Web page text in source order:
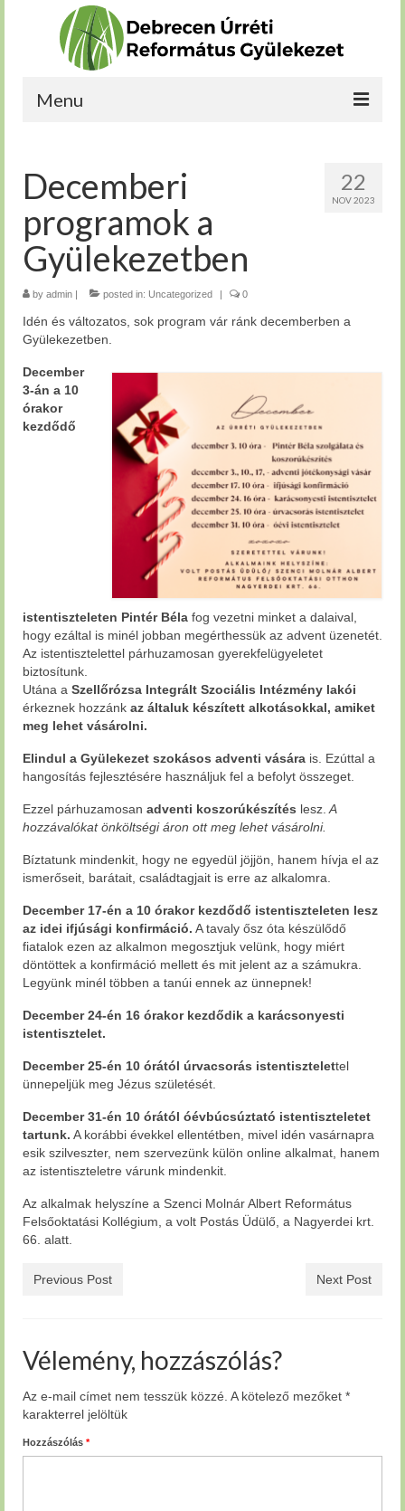
Menu
Bekapcsolódnék
Növekedni szeretnék
Szolgálnék
Rólunk
22
NOV 2023
Decemberi
programok a
Gyülekezetben
by admin | posted in: Uncategorized | 0
Idén és változatos, sok program vár ránk decemberben a
Gyülekezetben.
December
3-án a 10
órakor
kezdődő
istentiszteleten Pintér Béla fog vezetni minket a dalaival,
hogy ezáltal is minél jobban megérthessük az advent üzenetét.
Az istentisztelettel párhuzamosan gyerekfelügyeletet
biztosítunk.
Utána a Szellőrózsa Integrált Szociális Intézmény lakói
érkeznek hozzánk az általuk készített alkotásokkal, amiket
meg lehet vásárolni.
Elindul a Gyülekezet szokásos adventi vására is. Ezúttal a
hangosítás fejlesztésére használjuk fel a befolyt összeget.
Ezzel párhuzamosan adventi koszorúkészítés lesz. A
hozzávalókat önköltségi áron ott meg lehet vásárolni.
Bíztatunk mindenkit, hogy ne egyedül jöjjön, hanem hívja el az
ismerőseit, barátait, családtagjait is erre az alkalomra.
December 17-én a 10 órakor kezdődő istentiszteleten lesz
az idei ifjúsági konfirmáció. A tavaly ősz óta készülődő
fiatalok ezen az alkalmon megosztjuk velünk, hogy miért
döntöttek a konfirmáció mellett és mit jelent az a számukra.
Legyünk minél többen a tanúi ennek az ünnepnek!
December 24-én 16 órakor kezdődik a karácsonyesti
istentisztelet.
December 25-én 10 órától úrvacsorás istentisztelettel
ünnepeljük meg Jézus születését.
December 31-én 10 órától óévbúcsúztató istentiszteletet
tartunk. A korábbi évekkel ellentétben, mivel idén vasárnapra
esik szilveszter, nem szervezünk külön online alkalmat, hanem
az istentiszteletre várunk mindenkit.
Az alkalmak helyszíne a Szenci Molnár Albert Református
Felsőoktatási Kollégium, a volt Postás Üdülő, a Nagyerdei krt.
66. alatt.
Previous Post Next Post
Vélemény, hozzászólás?
Az e-mail címet nem tesszük közzé. A kötelező mezőket *
karakterrel jelöltük
Hozzászólás *